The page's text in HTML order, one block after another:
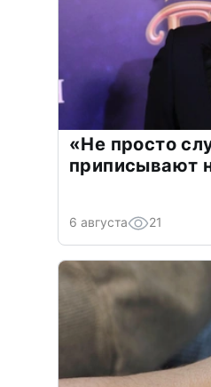
«Не просто
приписывают
6 августа 21